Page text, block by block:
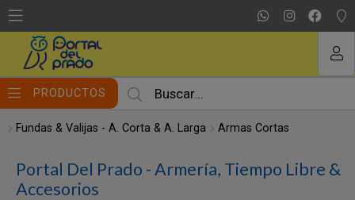
PRODUCTOS
Fundas & Valijas - A. Corta & A. Larga Armas Cortas
Portal Del Prado - Armería, Tiempo Libre &
Accesorios